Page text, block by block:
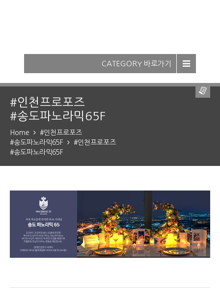
CATEGORY 바로가기
- 조회하기
#인천프로포즈
#송도파노라믹65F
Home
#인천프로포즈
#송도파노라믹65F
#인천프로포즈
#송도파노라믹65F